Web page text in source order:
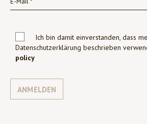
Ich bin damit einverstanden, dass
Datenschutzerklärung beschrieben
policy
ANMELDEN